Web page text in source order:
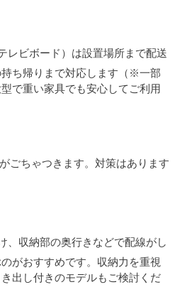
レビボード）は設置場所まで配送
ち帰りまで対応します（※一部
で重い家具でも安心してご利用
ごちゃつきます。対策はあります
、収納部の奥行きなどで配線がし
がおすすめです。収納力を重視
出し付きのモデルもご検討くだ